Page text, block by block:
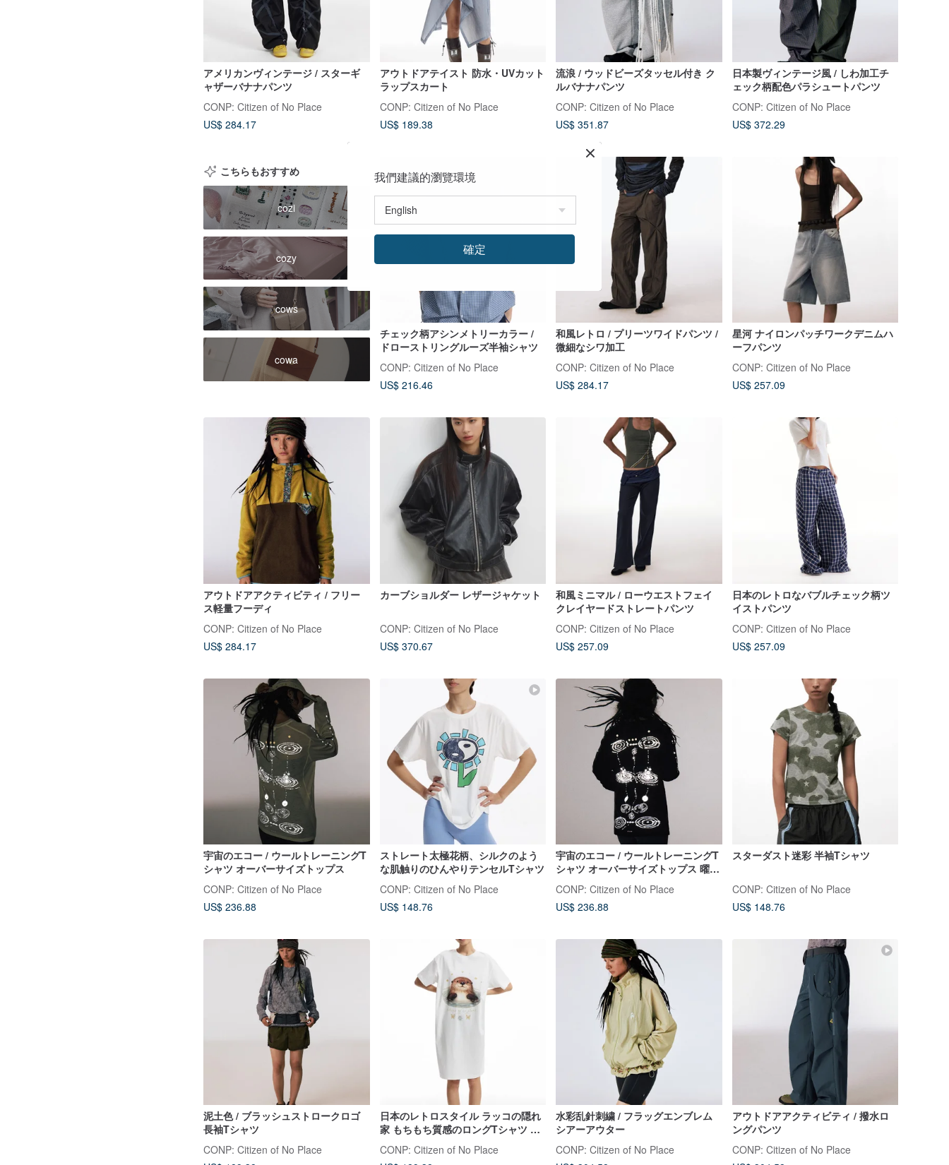
アメリカンヴィンテージ / スターギ
ャザーバナナパンツ
CONP: Citizen of No Place
US$ 284.17
アウトドアテイスト 防水・UVカット
ラップスカート
CONP: Citizen of No Place
US$ 189.38
流浪 / ウッドビーズタッセル付き ク
ルバナナパンツ
CONP: Citizen of No Place
US$ 351.87
日本製ヴィンテージ風 / しわ加工チ
ェック柄配色パラシュートパンツ
CONP: Citizen of No Place
US$ 372.29
こちらもおすすめ
cozi
cozy
cows
cowa
チェック柄アシンメトリーカラー /
ドローストリングルーズ半袖シャツ
CONP: Citizen of No Place
US$ 216.46
和風レトロ / プリーツワイドパンツ /
微細なシワ加工
CONP: Citizen of No Place
US$ 284.17
星河 ナイロンパッチワークデニムハ
ーフパンツ
CONP: Citizen of No Place
US$ 257.09
アウトドアアクティビティ / フリー
ス軽量フーディ
CONP: Citizen of No Place
US$ 284.17
カーブショルダー レザージャケット
CONP: Citizen of No Place
US$ 370.67
和風ミニマル / ローウエストフェイ
クレイヤードストレートパンツ
CONP: Citizen of No Place
US$ 257.09
日本のレトロなバブルチェック柄ツ
イストパンツ
CONP: Citizen of No Place
US$ 257.09
宇宙のエコー / ウールトレーニングT
シャツ オーバーサイズトップス
CONP: Citizen of No Place
US$ 236.88
ストレート太極花柄、シルクのよう
な肌触りのひんやりテンセルTシャツ
CONP: Citizen of No Place
US$ 148.76
宇宙のエコー / ウールトレーニングT
シャツ オーバーサイズトップス 曜石
黒
CONP: Citizen of No Place
US$ 236.88
スターダスト迷彩 半袖Tシャツ
CONP: Citizen of No Place
US$ 148.76
泥土色 / ブラッシュストロークロゴ
長袖Tシャツ
CONP: Citizen of No Place
日本のレトロスタイル ラッコの隠れ
家 もちもち質感のロングTシャツ ゆ
ったりワンピース
CONP: Citizen of No Place
水彩乱針刺繍 / フラッグエンブレム
シアーアウター
CONP: Citizen of No Place
アウトドアアクティビティ / 撥水ロ
ングパンツ
CONP: Citizen of No Place
我們建議的瀏覽環境
確定